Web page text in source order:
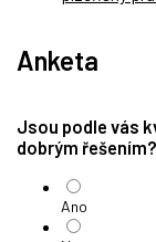
Anketa
Jsou podle vás
dobrým řešením?
Ano